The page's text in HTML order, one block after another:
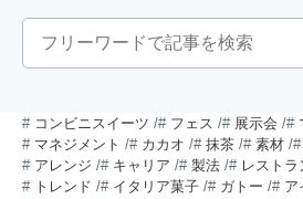
コンビニスイーツ フェス 展示会
マネジメント
カカオ 抹茶 素材
アレンジ
キャリア 製法 レストラ
トレンド
イタリア菓子 ガトー ア